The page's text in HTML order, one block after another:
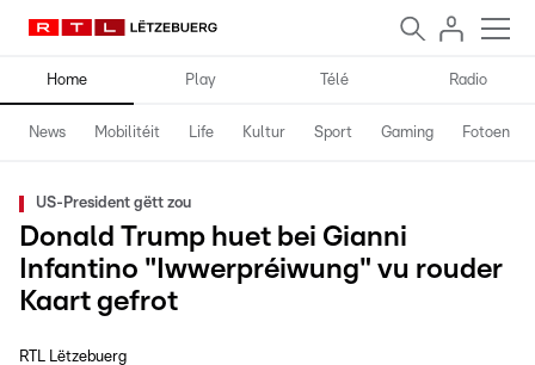
Home Play Télé Radio
News Mobilitéit Life Kultur Sport Gaming Fotoen
US-President gëtt zou
Donald Trump huet bei Gianni
Infantino "Iwwerpréiwung" vu rouder
Kaart gefrot
RTL Lëtzebuerg